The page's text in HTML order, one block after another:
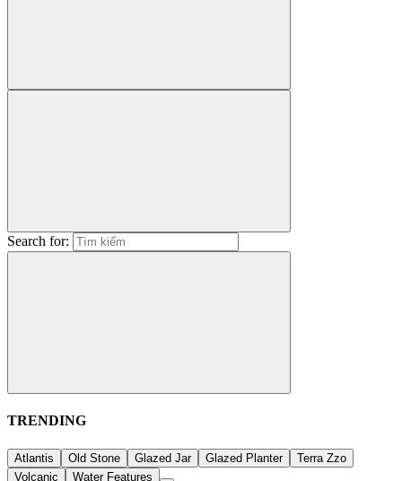
Search for:
TRENDING
Atlantis Old Stone Glazed Jar Glazed Planter
Terra Zzo
Volcanic
Water Features